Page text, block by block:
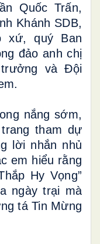
Quốc Trấn,
Khánh SDB,
xứ, quý Ban
đảo anh chị
và Đội
nắng sớm,
tham dự
lời nhắn nhủ
em hiểu rằng
Hy Vọng”
ngày trại mà
tá Tin Mừng